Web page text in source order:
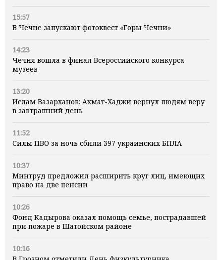
15:57
В Чечне запускают фотоквест «Горы Чечни»
14:23
Чечня вошла в финал Всероссийского конкурса
музеев
13:20
Ислам Вазарханов: Ахмат-Хаджи вернул людям веру
в завтрашний день
11:52
Силы ПВО за ночь сбили 397 украинских БПЛА
10:37
Минтруд предложил расширить круг лиц, имеющих
право на две пенсии
10:26
Фонд Кадырова оказал помощь семье, пострадавшей
при пожаре в Шатойском районе
10:16